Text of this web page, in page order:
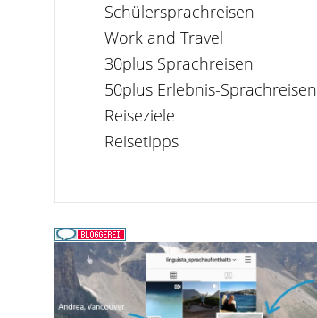
Schülersprachreisen
Work and Travel
30plus Sprachreisen
50plus Erlebnis-Sprachreisen
Reiseziele
Reisetipps